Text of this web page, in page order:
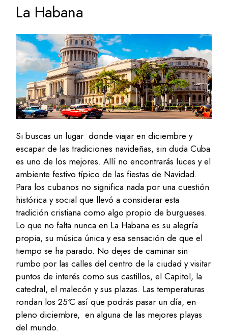
La Habana
Si buscas un lugar donde viajar en diciembre y
escapar de las tradiciones navideñas, sin duda Cuba
es uno de los mejores. Allí no encontrarás luces y el
ambiente festivo típico de las fiestas de Navidad.
Para los cubanos no significa nada por una cuestión
histórica y social que llevó a considerar esta
tradición cristiana como algo propio de burgueses.
Lo que no falta nunca en La Habana es su alegría
propia, su música única y esa sensación de que el
tiempo se ha parado. No dejes de caminar sin
rumbo por las calles del centro de la ciudad y visitar
puntos de interés como sus castillos, el Capitol, la
catedral, el malecón y sus plazas. Las temperaturas
rondan los 25ºC así que podrás pasar un día, en
pleno diciembre, en alguna de las mejores playas
del mundo.